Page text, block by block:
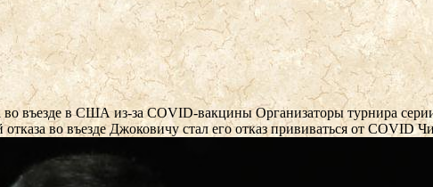
во въезде в США из-за COVID-вакциныОрганизаторы турнира
во въезде Джоковичу стал его отказ прививаться от COVID